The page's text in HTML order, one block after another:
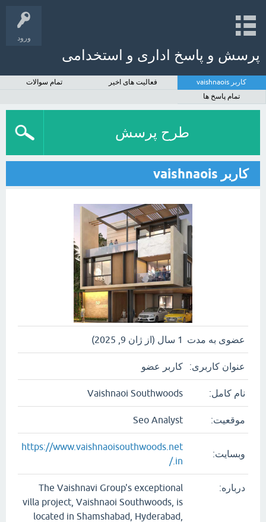
ورود
پرسش و پاسخ اداری و استخدامی
کاربر vaishnaois فعالیت های اخیر
تمام سوالات
تمام پاسخ ها
طرح پرسش
کاربر vaishnaois
عضوی به مدت 1 سال (از ژان 9, 2025)
عنوان کاربری: کاربر عضو
نام کامل: Vaishnaoi Southwoods
موقعیت: Seo Analyst
وبسایت:
https://www.vaishnaoisouthwoods.net
.in/
درباره:
The Vaishnavi Group's exceptional
villa project, Vaishnaoi Southwoods, is
located in Shamshabad, Hyderabad,